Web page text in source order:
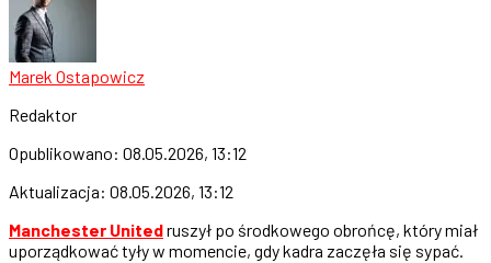
Marek Ostapowicz
Redaktor
Opublikowano: 08.05.2026, 13:12
Aktualizacja: 08.05.2026, 13:12
Manchester Unitedruszył po środkowego obrońcę, który miał
uporządkować tyły w momencie, gdy kadra zaczęła się sypać.